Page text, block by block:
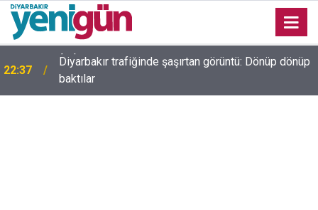
22:37
Diyarbakır trafiğinde şaşırtan görüntü: Dönüp dönüp
baktılar